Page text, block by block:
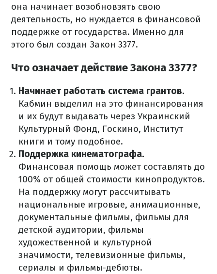
она начинает возобновзять свою
деятельность, но нуждается в финансовой
поддержке от государства. Именно для
этого был создан Закон 3377.
Что означает действие Закона 3377?
Начинает работать система грантов.
Кабмин выделил на это финансирования
и их будут выдавать через Украинский
Культурный Фонд, Госкино, Институт
книги и тому подобное.
Поддержка кинематографа.
Финансовая помощь может составлять до
100% от общей стоимости кинопродуктов.
На поддержку могут рассчитывать
национальные игровые, анимационные,
документальные фильмы, фильмы для
детской аудитории, фильмы
художественной и культурной
значимости, телевизионные фильмы,
сериалы и фильмы-дебюты.